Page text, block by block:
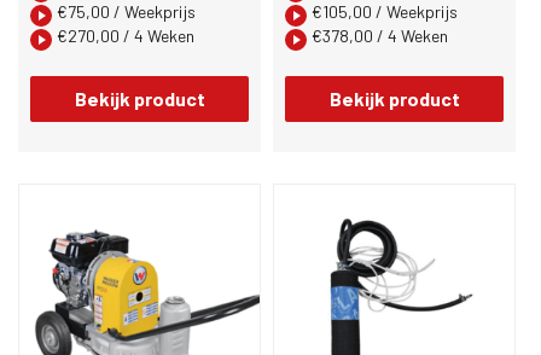
€75,00 / Weekprijs
€270,00 / 4 Weken
Bekijk product
€105,00 / Weekprijs
€378,00 / 4 Weken
Bekijk product